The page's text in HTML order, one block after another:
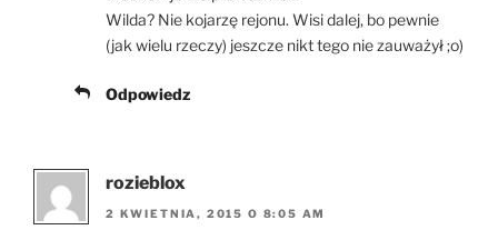
Wilda? Nie kojarzę rejonu. Wisi dalej, bo pewnie
(jak wielu rzeczy) jeszcze nikt tego nie zauważył ;o)
Odpowiedz
rozieblox
2 KWIETNIA, 2015 O 8:05 AM